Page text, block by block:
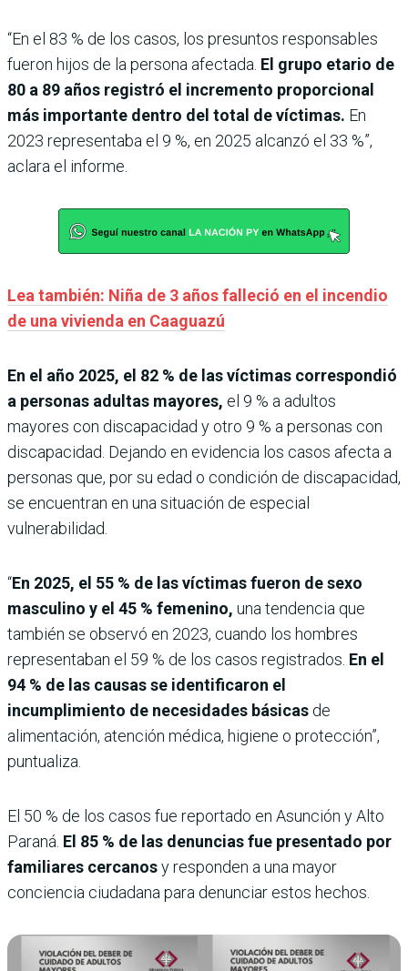
“En el 83 % de los casos, los presuntos responsables
fueron hijos de la persona afectada. El grupo etario de
80 a 89 años registró el incremento proporcional
más importante dentro del total de víctimas. En
2023 representaba el 9 %, en 2025 alcanzó el 33 %”,
aclara el informe.
Lea también: Niña de 3 años falleció en el incendio
de una vivienda en Caaguazú
En el año 2025, el 82 % de las víctimas correspondió
a personas adultas mayores, el 9 % a adultos
mayores con discapacidad y otro 9 % a personas con
discapacidad. Dejando en evidencia los casos afecta a
personas que, por su edad o condición de discapacidad,
se encuentran en una situación de especial
vulnerabilidad.
“En 2025, el 55 % de las víctimas fueron de sexo
masculino y el 45 % femenino, una tendencia que
también se observó en 2023, cuando los hombres
representaban el 59 % de los casos registrados. En el
94 % de las causas se identificaron el
incumplimiento de necesidades básicas de
alimentación, atención médica, higiene o protección”,
puntualiza.
El 50 % de los casos fue reportado en Asunción y Alto
Paraná. El 85 % de las denuncias fue presentado por
familiares cercanosy responden a una mayor
conciencia ciudadana para denunciar estos hechos.